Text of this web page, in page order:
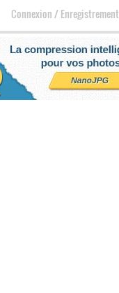
Connexion/Enregistrement